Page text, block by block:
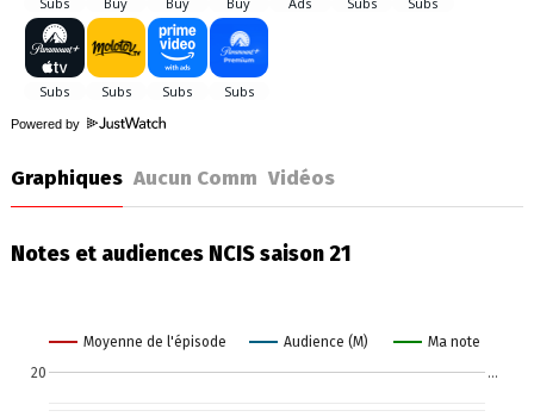
Powered by
Graphiques Aucun Comm Vidéos
Notes et audiences NCIS saison 21
Moyenne de l'épisode Audience (M) Ma note
20 …